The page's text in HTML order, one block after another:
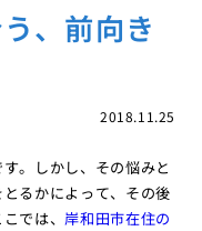
、前向き
2018.11.25
。しかし、その悩みと
るかによって、その後
では、岸和田市在住の